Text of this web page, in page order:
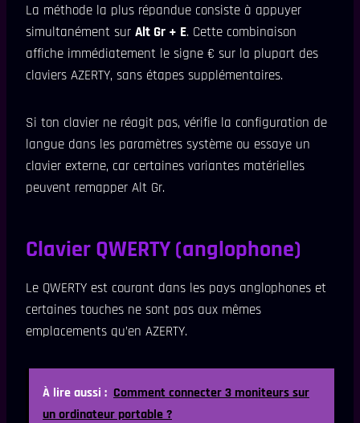
La méthode la plus répandue consiste à appuyer
simultanément sur Alt Gr + E. Cette combinaison
affiche immédiatement le signe € sur la plupart des
claviers AZERTY, sans étapes supplémentaires.
Si ton clavier ne réagit pas, vérifie la configuration de
langue dans les paramètres système ou essaye un
clavier externe, car certaines variantes matérielles
peuvent remapper Alt Gr.
Clavier QWERTY (anglophone)
Le QWERTY est courant dans les pays anglophones et
certaines touches ne sont pas aux mêmes
emplacements qu’en AZERTY.
À lire aussi : Comment connecter 3 moniteurs sur
un ordinateur portable ?